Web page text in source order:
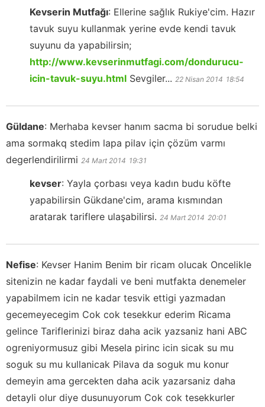
Kevserin Mutfağı: Ellerine sağlık Rukiye'cim. Hazır
tavuk suyu kullanmak yerine evde kendi tavuk
suyunu da yapabilirsin;
http://www.kevserinmutfagi.com/dondurucu-
icin-tavuk-suyu.html Sevgiler... 22 Nisan 2014 18:54
Güldane: Merhaba kevser hanım sacma bi sorudue belki
ama sormakq stedim lapa pilav için çözüm varmı
degerlendirilirmi 24 Mart 2014 19:31
kevser: Yayla çorbası veya kadın budu köfte
yapabilirsin Gükdane'cim, arama kısmından
aratarak tariflere ulaşabilirsi. 24 Mart 2014 20:01
Nefise: Kevser Hanim Benim bir ricam olucak Oncelikle
sitenizin ne kadar faydali ve beni mutfakta denemeler
yapabilmem icin ne kadar tesvik ettigi yazmadan
gecemeyecegim Cok cok tesekkur ederim Ricama
gelince Tariflerinizi biraz daha acik yazsaniz hani ABC
ogreniyormusuz gibi Mesela pirinc icin sicak su mu
soguk su mu kullanicak Pilava da soguk mu konur
demeyin ama gercekten daha acik yazarsaniz daha
detayli olur diye dusunuyorum Cok cok tesekkurler